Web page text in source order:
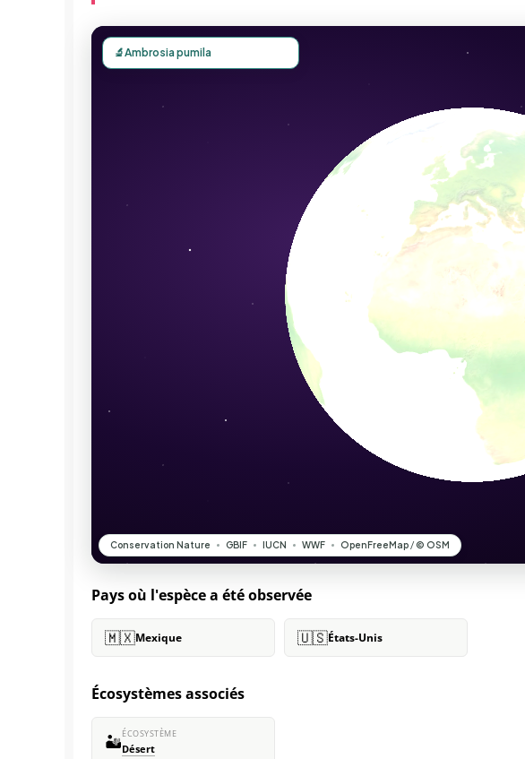
Pays où l'espèce a été observée
🇲🇽Mexique 🇺🇸États-Unis
Écosystèmes associés
🏜️ÉCOSYSTÈME
Désert